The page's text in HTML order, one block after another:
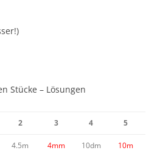
Stücke – Lösungen
2 3 4 5
4.5m 4mm 10dm 10m